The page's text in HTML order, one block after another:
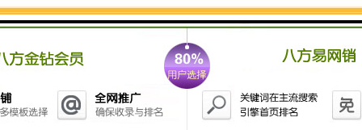
以了。
7、然后旋好拉线开关的盖子，防止触电。